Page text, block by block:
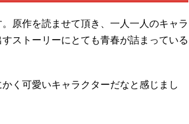
原作を読ませて頂き、一人一人のキャラ
ストーリーにとても青春が詰まっている
く可愛いキャラクターだなと感じまし